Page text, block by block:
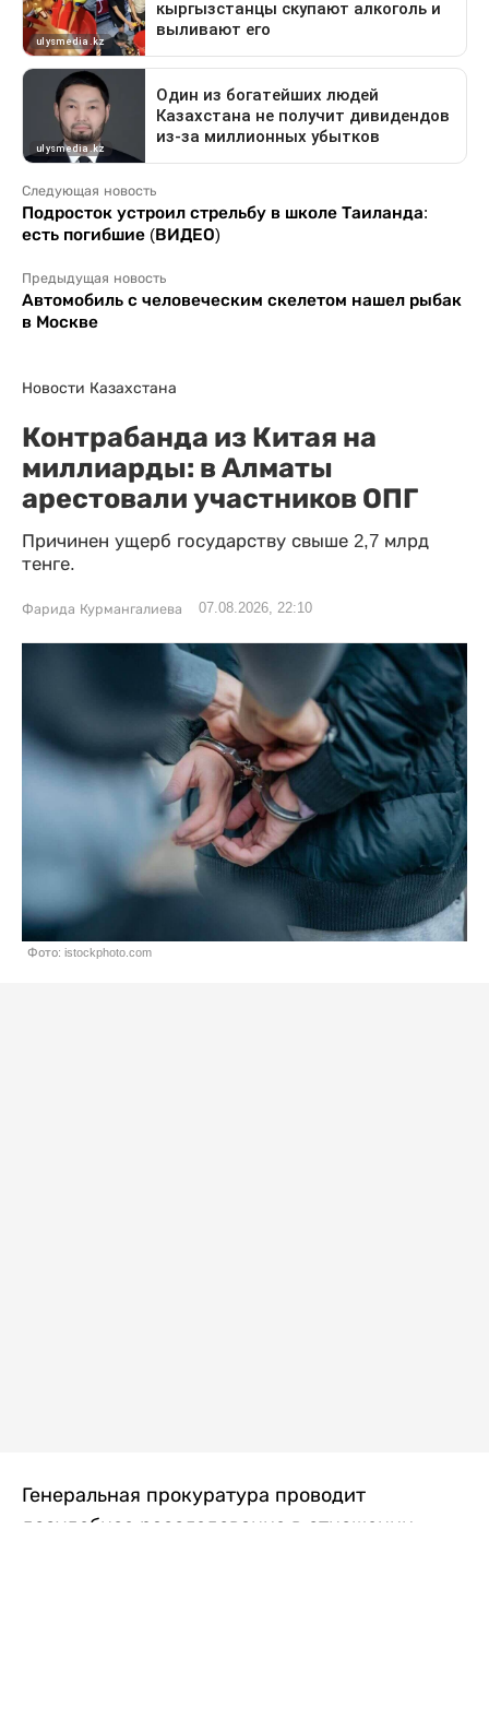
Следующая новость
Подросток устроил стрельбу в школе Таиланда:
есть погибшие (ВИДЕО)
Предыдущая новость
Автомобиль с человеческим скелетом нашел рыбак
в Москве
Новости Казахстана
Контрабанда из Китая на
миллиарды: в Алматы
арестовали участников ОПГ
Причинен ущерб государству свыше 2,7 млрд
тенге.
Фарида Курмангалиева 07.08.2026, 22:10
Фото: istockphoto.com
Генеральная прокуратура проводит
досудебное расследование в отношении